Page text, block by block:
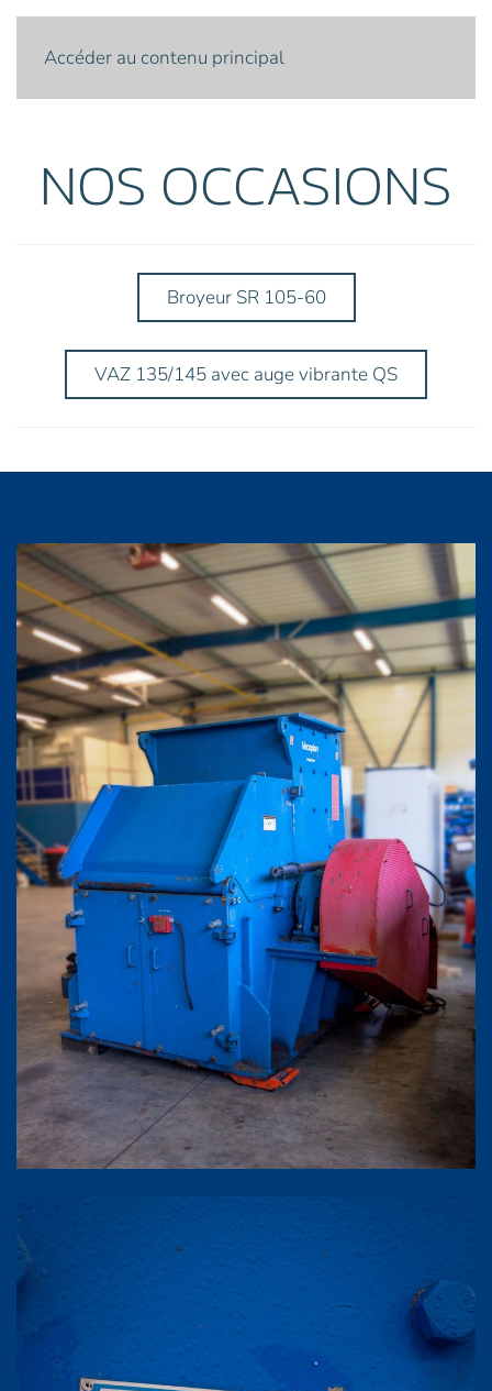
Accéder au contenu principal
Menu
NOS OCCASIONS
Broyeur SR 105-60
VAZ 135/145 avec auge vibrante QS
Agrandir